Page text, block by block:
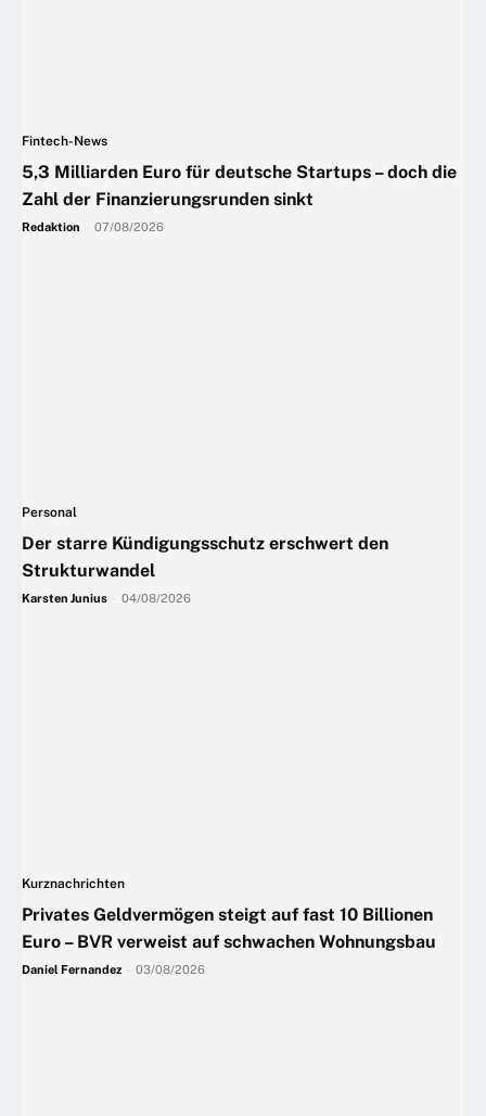
Fintech-News
5,3 Milliarden Euro für deutsche Startups – doch die
Zahl der Finanzierungsrunden sinkt
Redaktion 07/08/2026
Personal
Der starre Kündigungsschutz erschwert den
Strukturwandel
Karsten Junius 04/08/2026
Kurznachrichten
Privates Geldvermögen steigt auf fast 10 Billionen
Euro – BVR verweist auf schwachen Wohnungsbau
Daniel Fernandez 03/08/2026